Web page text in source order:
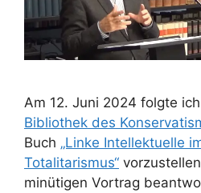
Am 12. Juni 2024 folgte
Bibliothek des
Buch „Linke Intellektuelle
Totalitarismus“
minütigen Vortrag